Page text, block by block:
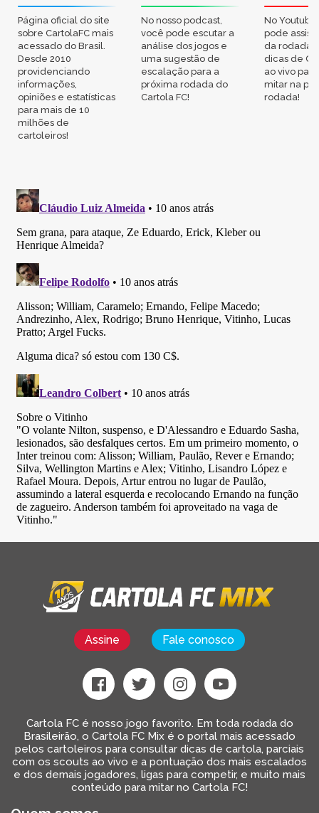
Página oficial do site
sobre CartolaFC mais
acessado do Brasil.
Desde 2010
providenciando
informações,
opiniões e estatísticas
para mais de 10
milhões de
cartoleiros!
No nosso podcast,
você pode escutar a
análise dos jogos e
uma sugestão de
escalação para a
próxima rodada do
Cartola FC!
No
pode
da rodada,
dicas de
ao vivo
mitar na
rodada!
Assine Fale conosco
Cartola FC é nosso jogo favorito. Em toda rodada do
Brasileirão, o Cartola FC Mix é o portal mais acessado
pelos cartoleiros para consultar dicas de cartola, parciais
com os scouts ao vivo e a pontuação dos mais escalados
e dos demais jogadores, ligas para competir, e muito mais
conteúdo para mitar no Cartola FC!